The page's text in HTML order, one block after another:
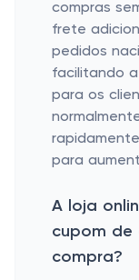
compras
frete
pedidos
facilitando
para os
para
A loja
cupom de
compra?